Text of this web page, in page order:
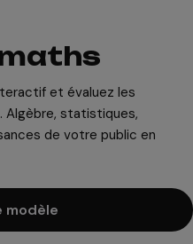
et évaluez les
statistiques,
de votre public en
modèle